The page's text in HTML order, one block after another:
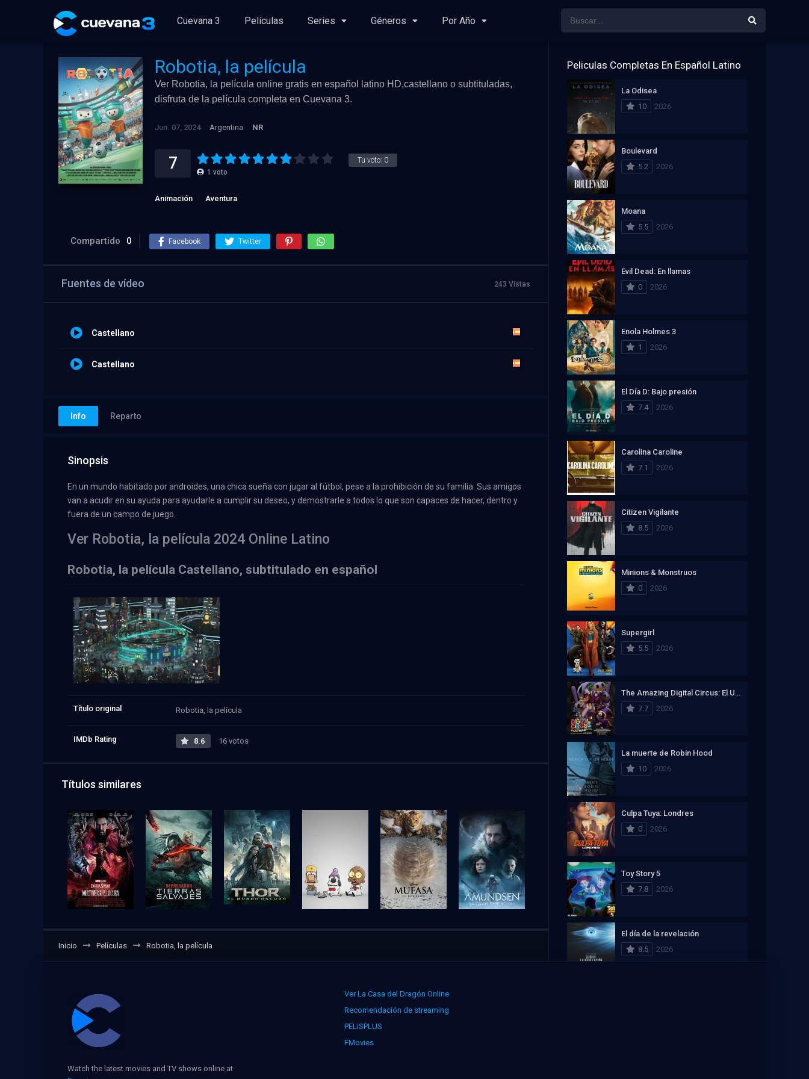
Cuevana 3 Películas Series Géneros Por Año
Robotia, la película
Ver Robotia, la película online gratis en español latino HD,castellano o subtituladas,
disfruta de la película completa en Cuevana 3.
Jun. 07, 2024 Argentina NR
Tu voto: 0
7 1 voto
Animación Aventura
Compartido 0 Facebook Twitter
Fuentes de vídeo 243 Vistas
Castellano
Castellano
Info Reparto
Sinopsis
En un mundo habitado por androides, una chica sueña con jugar al fútbol, pese a la prohibición de su familia. Sus amigos
van a acudir en su ayuda para ayudarle a cumplir su deseo, y demostrarle a todos lo que son capaces de hacer, dentro y
fuera de un campo de juego.
Ver Robotia, la película 2024 Online Latino
Robotia, la película Castellano, subtitulado en español
Título original Robotia, la película
IMDb Rating 8.6 16 votos
Títulos similares
Inicio Películas Robotia, la película
Peliculas Completas En Español Latino
La Odisea
10
2026
Boulevard
5.2
2026
Moana
5.5
2026
Evil Dead: En llamas
0
2026
Enola Holmes 3
1
2026
El Día D: Bajo presión
7.4
2026
Carolina Caroline
7.1
2026
Citizen Vigilante
8.5
2026
Minions & Monstruos
0
2026
Supergirl
5.5
2026
The Amazing Digital Circus: El Ultimo Acto
7.7
2026
La muerte de Robin Hood
10
2026
Culpa Tuya: Londres
0
2026
Toy Story 5
7.8
2026
El día de la revelación
8.5
2026
Ver La Casa del Dragón Online
Recomendación de streaming
PELISPLUS
FMovies
Watch the latest movies and TV shows online at